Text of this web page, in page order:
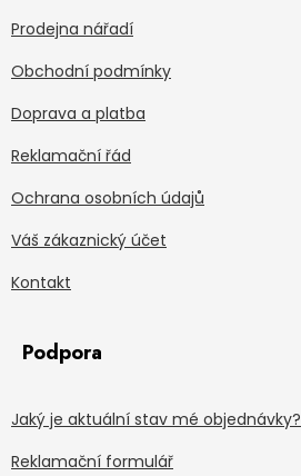
Prodejna nářadí
Obchodní podmínky
Doprava a platba
Reklamační řád
Ochrana osobních údajů
Váš zákaznický účet
Kontakt
Podpora
Jaký je aktuální stav mé objednávky?
Reklamační formulář